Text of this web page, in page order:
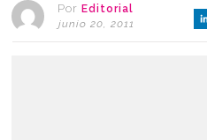
Por Editorial
junio 20, 2011